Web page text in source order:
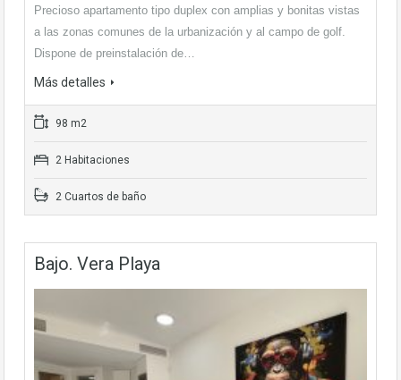
Precioso apartamento tipo duplex con amplias y bonitas vistas
a las zonas comunes de la urbanización y al campo de golf.
Dispone de preinstalación de…
Más detalles
98 m2
2 Habitaciones
2 Cuartos de baño
Bajo. Vera Playa